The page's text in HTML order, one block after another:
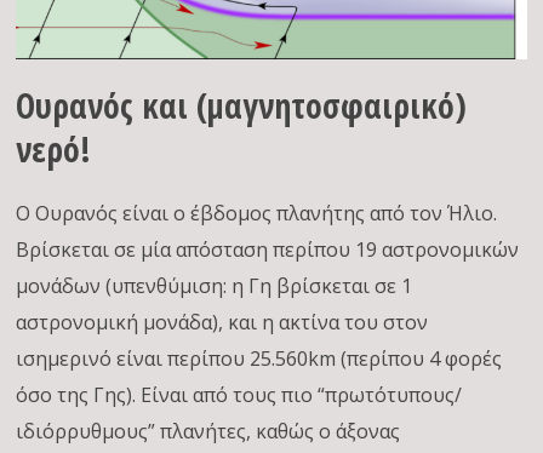
Ουρανός και (μαγνητοσφαιρικό)
νερό!
Ο Ουρανός είναι ο έβδομος πλανήτης από τον Ήλιο.
Βρίσκεται σε μία απόσταση περίπου 19 αστρονομικών
μονάδων (υπενθύμιση: η Γη βρίσκεται σε 1
αστρονομική μονάδα), και η ακτίνα του στον
ισημερινό είναι περίπου 25.560km (περίπου 4 φορές
όσο της Γης). Είναι από τους πιο “πρωτότυπους/
ιδιόρρυθμους” πλανήτες, καθώς ο άξονας